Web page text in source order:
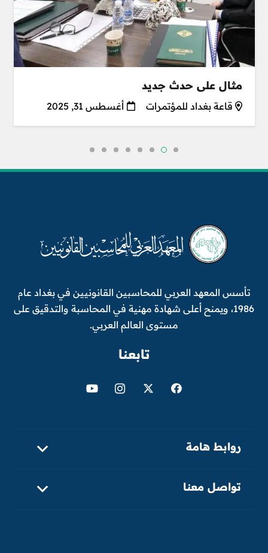
مثال على حدث جديد
قاعة بغداد للمؤتمرات أغسطس 31, 2025
تأسس المعهد العربي للمحاسبين القانونيين في بغداد عام
1986، ويمنح أعلى شهادة مهنية في المحاسبة والتدقيق على
مستوى العالم العربي.
تابعنا
روابط هامة
تواصل معنا